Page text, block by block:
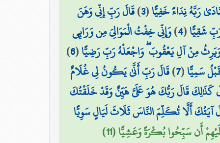
رَبَّهُ نِدَاءً خَفِيًّا(
3
)قَالَ رَبِّ إِنِّي وَهَنَ
شَقِيًّا(
4
)وَإِنِّي خِفْتُ الْمَوَالِيَ مِن وَرَائِي
مِنْ آلِ يَعْقُوبَ ۖ وَاجْعَلْهُ رَبِّ رَضِيًّا(
6
)
سَمِيًّا(
7
)قَالَ رَبِّ أَنَّىٰ يَكُونُ لِي غُلَامٌ
كَذَٰلِكَ قَالَ رَبُّكَ هُوَ عَلَيَّ هَيِّنٌ وَقَدْ خَلَقْتُكَ
آيَتُكَ أَلَّا تُكَلِّمَ النَّاسَ ثَلَاثَ لَيَالٍ سَوِيًّا
أَن سَبِّحُوا بُكْرَةً وَعَشِيًّا (11)